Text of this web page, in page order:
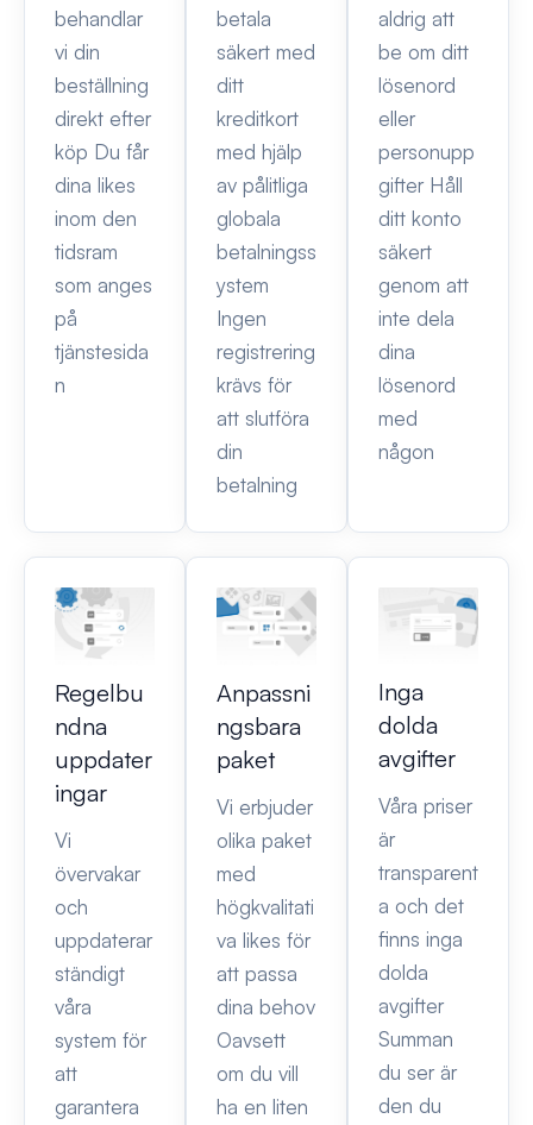
behandlar
vi din
beställning
direkt efter
köp Du får
dina likes
inom den
tidsram
som anges
på
tjänstesida
n
betala
säkert med
ditt
kreditkort
med hjälp
av pålitliga
globala
betalningss
ystem
Ingen
registrering
krävs för
att slutföra
din
betalning
aldrig att
be om ditt
lösenord
eller
personupp
gifter Håll
ditt konto
säkert
genom att
inte dela
dina
lösenord
med
någon
Regelbu
ndna
uppdater
ingar
Vi
övervakar
och
uppdaterar
ständigt
våra
system för
att
garantera
Anpassni
ngsbara
paket
Vi erbjuder
olika paket
med
högkvalitati
va likes för
att passa
dina behov
Oavsett
om du vill
ha en liten
Inga
dolda
avgifter
Våra priser
är
transparent
a och det
finns inga
dolda
avgifter
Summan
du ser är
den du